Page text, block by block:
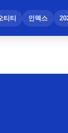
티티 인덱스